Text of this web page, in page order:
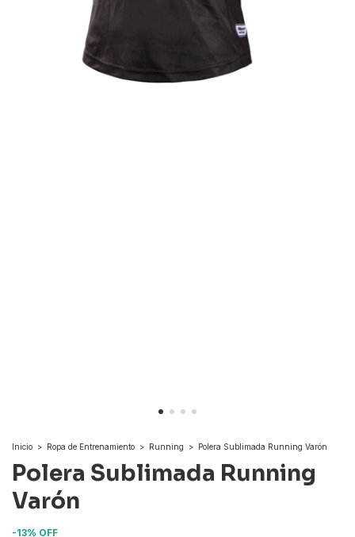
Inicio > Ropa de Entrenamiento > Running > Polera Sublimada Running Varón
Polera Sublimada Running
Varón
-13% OFF